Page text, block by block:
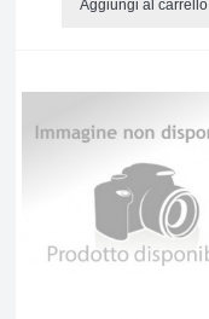
Aggiungi al carrello